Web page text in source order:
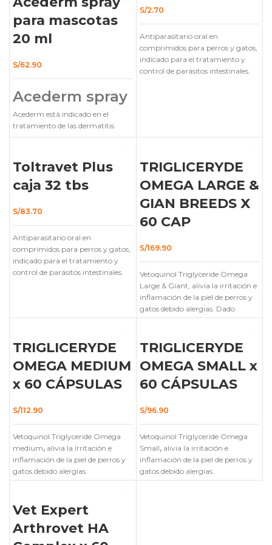
Vitamina E: es un antioxidante
que protege las células de la
próstata y del sistema
urinario-genital de los daños
libres.
Zinc: es un mineral esencial
que ayuda a mantener la
función normal de la próstata
y el sistema inmunológico.
Selenio: es un antioxidante que
urinario-genital de los daños
causados por los radicales
libres.
para mascotas
20 ml
S/62.90
Acederm spray
Acederm está indicado en el
tratamiento de las dermatitis
inflamatorias y pruríticas del
S/2.70
Antiparasitario oral en
comprimidos para perros y gatos,
indicado para el tratamiento y
control de parásitos intestinales.
Toltravet Plus
caja 32 tbs
S/83.70
Antiparasitario oral en
comprimidos para perros y gatos,
indicado para el tratamiento y
control de parásitos intestinales.
TRIGLICERYDE
OMEGA LARGE &
GIAN BREEDS X
60 CAP
S/169.90
Vetoquinol Triglyceride Omega
Large & Giant, alivia la irritación e
inflamación de la piel de perros y
gatos debido alergias. Dado
TRIGLICERYDE
OMEGA MEDIUM
x 60 CÁPSULAS
S/112.90
Vetoquinol Triglyceride Omega
medium, alivia la irritación e
inflamación de la piel de perros y
gatos debido alergias.
TRIGLICERYDE
OMEGA SMALL x
60 CÁPSULAS
S/96.90
Vetoquinol Triglyceride Omega
Small,alivia la irritación e
inflamación de la piel de perros y
gatos debido alergias.
Vet Expert
Arthrovet HA